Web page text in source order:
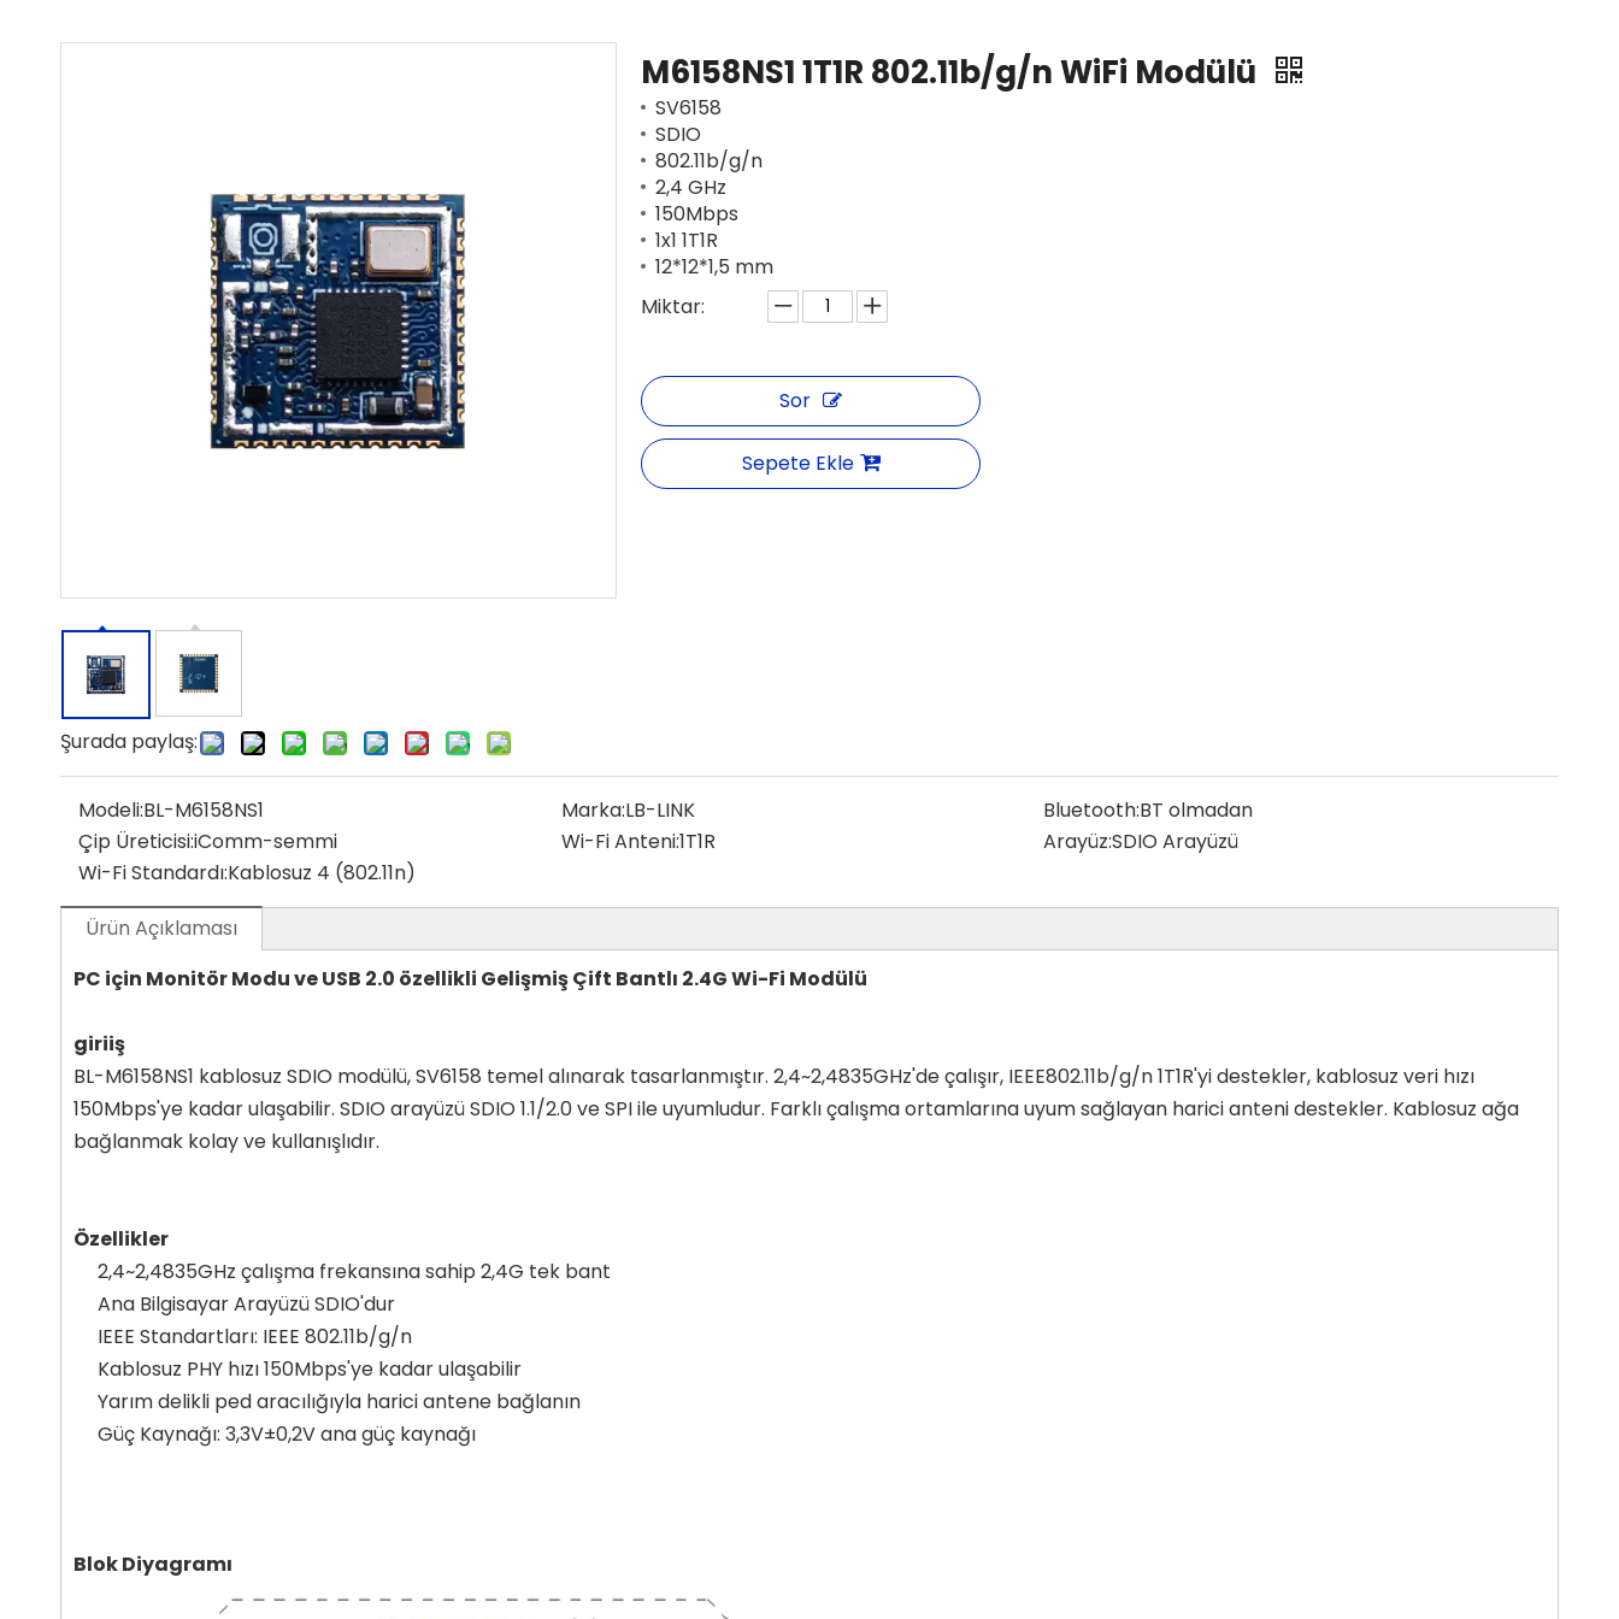
Şurada paylaş:
M6158NS1 1T1R 802.11b/g/n WiFi Modülü
SV6158
SDIO
802.11b/g/n
2,4 GHz
150Mbps
1x1 1T1R
12*12*1,5 mm
Miktar:
Sor
Sepete Ekle
Modeli:BL-M6158NS1 Marka:LB-LINK Bluetooth:BT olmadan
Çip Üreticisi:iComm-semmi Wi-Fi Anteni:1T1R Arayüz:SDIO Arayüzü
Wi-Fi Standardı:Kablosuz 4 (802.11n)
Ürün Açıklaması
PC için Monitör Modu ve USB 2.0 özellikli Gelişmiş Çift Bantlı 2.4G Wi-Fi Modülü
giriiş
BL-M6158NS1 kablosuz SDIO modülü, SV6158 temel alınarak tasarlanmıştır. 2,4~2,4835GHz'de çalışır, IEEE802.11b/g/n 1T1R'yi destekler, kablosuz veri hızı
150Mbps'ye kadar ulaşabilir. SDIO arayüzü SDIO 1.1/2.0 ve SPI ile uyumludur. Farklı çalışma ortamlarına uyum sağlayan harici anteni destekler. Kablosuz ağa
bağlanmak kolay ve kullanışlıdır.
Özellikler
2,4~2,4835GHz çalışma frekansına sahip 2,4G tek bant
Ana Bilgisayar Arayüzü SDIO'dur
IEEE Standartları: IEEE 802.11b/g/n
Kablosuz PHY hızı 150Mbps'ye kadar ulaşabilir
Yarım delikli ped aracılığıyla harici antene bağlanın
Güç Kaynağı: 3,3V±0,2V ana güç kaynağı
Blok Diyagramı